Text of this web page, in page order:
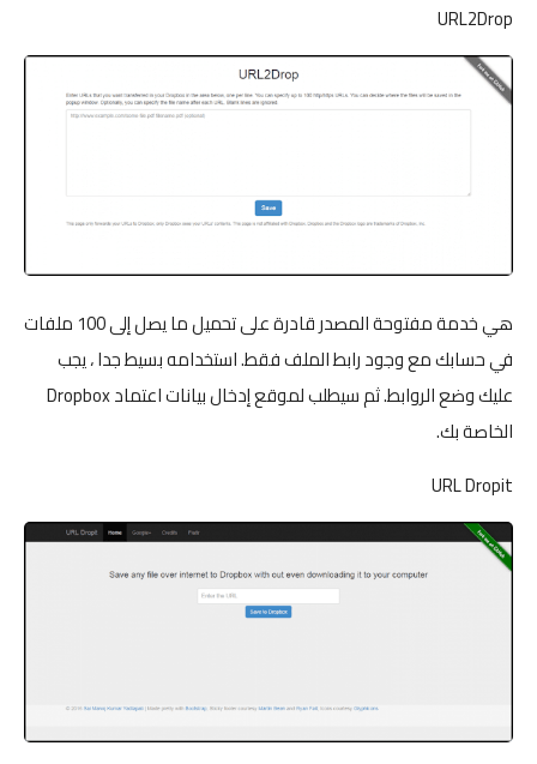
URL2Drop
هي خدمة مفتوحة المصدر قادرة على تحميل ما يصل إلى 100 ملفات
في حسابك مع وجود رابط الملف فقط. استخدامه بسيط جدا ، يجب
عليك وضع الروابط. ثم سيطلب لموقع إدخال بيانات اعتماد Dropbox
الخاصة بك.
URL Dropit